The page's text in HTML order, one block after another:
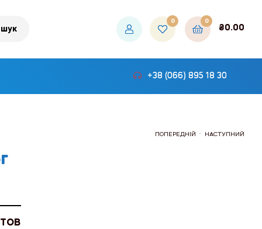
0 0
₴0.00
+38 (066) 895 18 30
ПОПЕРЕДНІЙ НАСТУПНИЙ
ТОВ